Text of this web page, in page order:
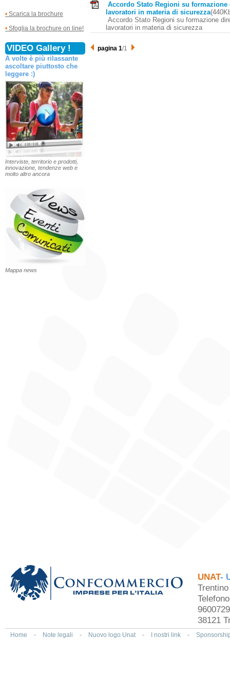
• Scarica la brochure
• Sfoglia la brochure on line!
VIDEO Gallery !
A volte è più rilassante
ascoltare piuttosto che
leggere :)
Interviste, territorio e prodotti,
innovazione, tendenze web e
molto altro ancora
Mappa news
Accordo Stato Regioni su formazione
lavoratori in materia di sicurezza
Accordo Stato Regioni su formazione
lavoratori in materia di sicurezza
pagina 1/1
UNAT-
38121
Home - Note legali - Nuovo logo Unat - I nostri link -